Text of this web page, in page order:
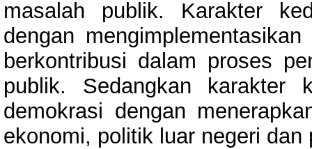
masalah publik. Karakter
dengan
berkontribusi dalam proses
publik. Sedangkan karakter
demokrasi dengan
ekonomi, politik luar negeri dan